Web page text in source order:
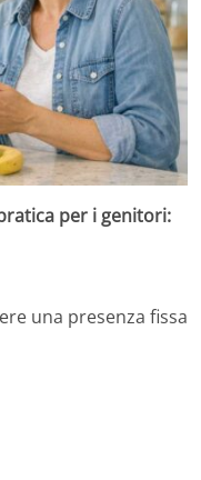
per i genitori:
una presenza fissa